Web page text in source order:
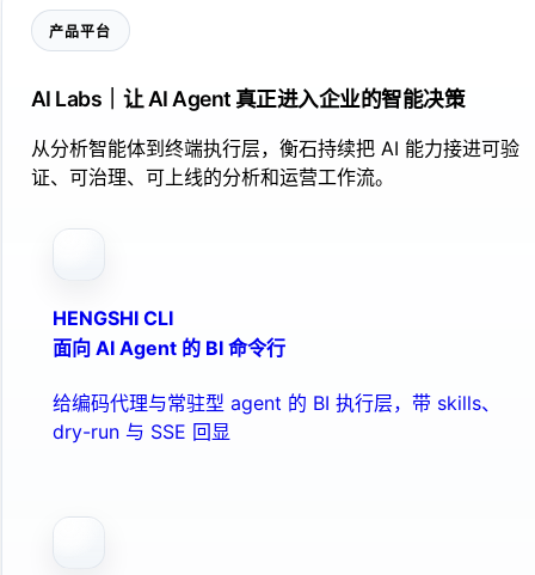
产品平台
AI Labs｜让 AI Agent 真正进入企业的智能决策
从分析智能体到终端执行层，衡石持续把 AI 能力接进可验
证、可治理、可上线的分析和运营工作流。
HENGSHI CLI
面向 AI Agent 的 BI 命令行
给编码代理与常驻型 agent 的 BI 执行层，带 skills、
dry-run 与 SSE 回显